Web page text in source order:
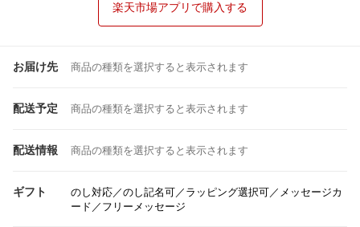
楽天市場アプリで購入する
お届け先 商品の種類を選択すると表示されます
配送予定 商品の種類を選択すると表示されます
配送情報 商品の種類を選択すると表示されます
ギフト
のし対応／のし記名可／ラッピング選択可／メッセージカ
ード／フリーメッセージ